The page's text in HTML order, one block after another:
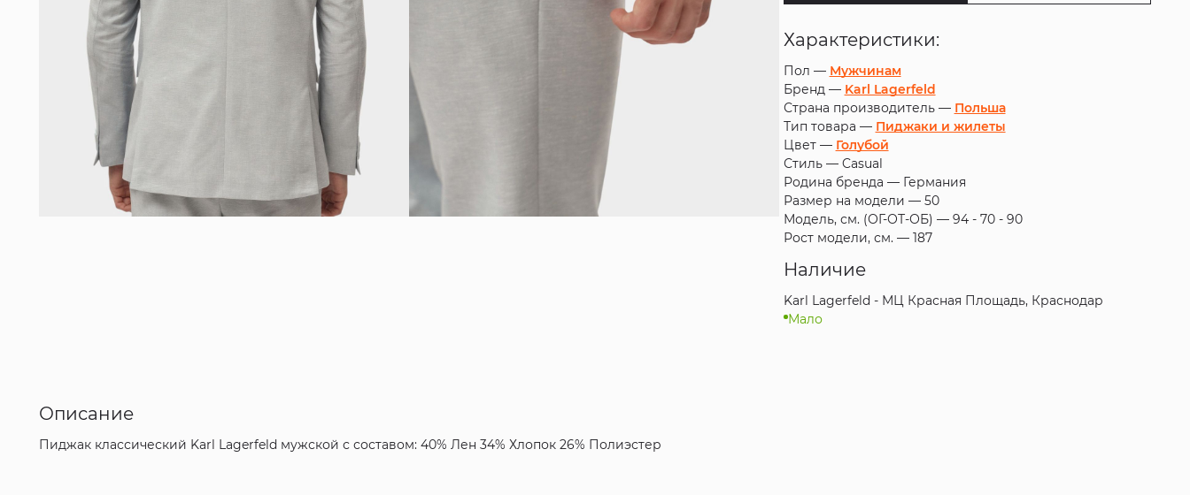
Характеристики:
Пол — Мужчинам
Бренд — Karl Lagerfeld
Страна производитель — Польша
Тип товара — Пиджаки и жилеты
Цвет — Голубой
Стиль — Casual
Родина бренда — Германия
Размер на модели — 50
Модель, см. (ОГ-ОТ-ОБ) — 94 - 70 - 90
Рост модели, см. — 187
Наличие
Karl Lagerfeld - МЦ Красная Площадь, Краснодар
Мало
Описание
Пиджак классический Karl Lagerfeld мужской с составом: 40% Лен 34% Хлопок 26% Полиэстер